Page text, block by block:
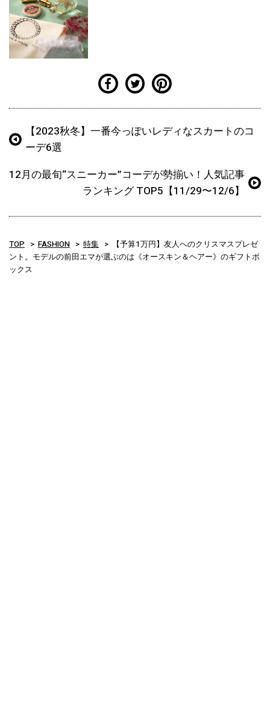
【2023秋冬】一番今っぽいレディなスカートのコ
ーデ6選
12月の最旬“スニーカー”コーデが勢揃い！人気記事
ランキング TOP5【11/29〜12/6】
TOP FASHION 特集
【予算1万円】友人へのクリスマスプレゼ
ント。モデルの前田エマが選ぶのは《オースキン＆ヘアー》のギフトボ
ックス